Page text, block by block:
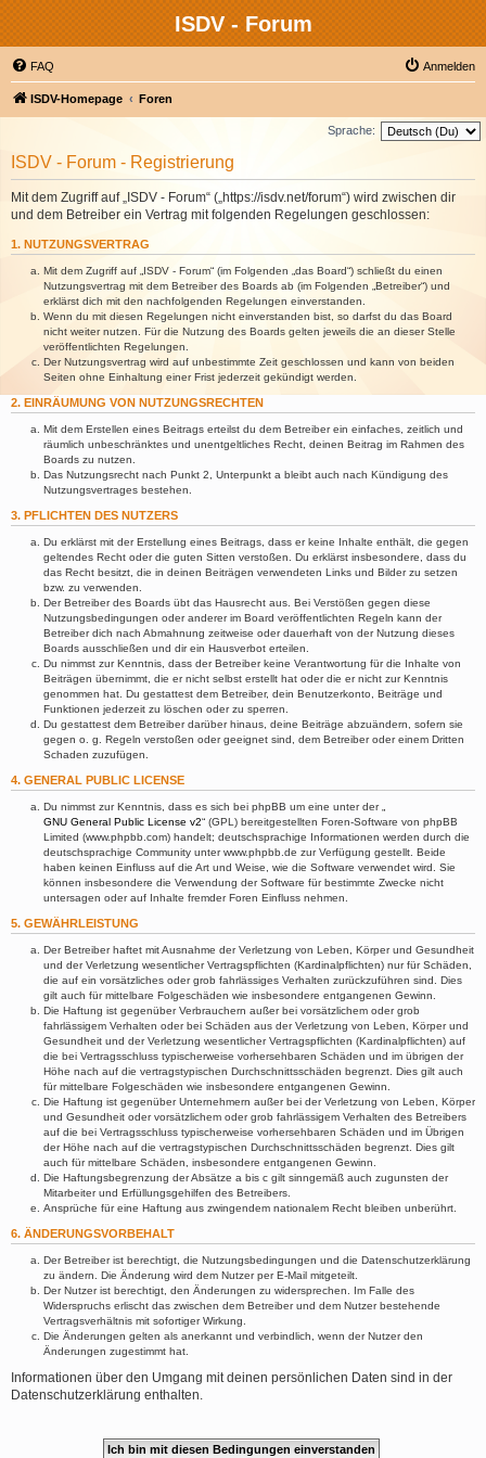
ISDV - Forum
FAQ Anmelden
ISDV-Homepage Foren
Sprache:
ISDV - Forum - Registrierung
Mit dem Zugriff auf „ISDV - Forum“ („https://isdv.net/forum“) wird zwischen dir
und dem Betreiber ein Vertrag mit folgenden Regelungen geschlossen:
1. NUTZUNGSVERTRAG
Mit dem Zugriff auf „ISDV - Forum“ (im Folgenden „das Board“) schließt du einen
Nutzungsvertrag mit dem Betreiber des Boards ab (im Folgenden „Betreiber“) und
erklärst dich mit den nachfolgenden Regelungen einverstanden.
Wenn du mit diesen Regelungen nicht einverstanden bist, so darfst du das Board
nicht weiter nutzen. Für die Nutzung des Boards gelten jeweils die an dieser Stelle
veröffentlichten Regelungen.
Der Nutzungsvertrag wird auf unbestimmte Zeit geschlossen und kann von beiden
Seiten ohne Einhaltung einer Frist jederzeit gekündigt werden.
2. EINRÄUMUNG VON NUTZUNGSRECHTEN
Mit dem Erstellen eines Beitrags erteilst du dem Betreiber ein einfaches, zeitlich und
räumlich unbeschränktes und unentgeltliches Recht, deinen Beitrag im Rahmen des
Boards zu nutzen.
Das Nutzungsrecht nach Punkt 2, Unterpunkt a bleibt auch nach Kündigung des
Nutzungsvertrages bestehen.
3. PFLICHTEN DES NUTZERS
Du erklärst mit der Erstellung eines Beitrags, dass er keine Inhalte enthält, die gegen
geltendes Recht oder die guten Sitten verstoßen. Du erklärst insbesondere, dass du
das Recht besitzt, die in deinen Beiträgen verwendeten Links und Bilder zu setzen
bzw. zu verwenden.
Der Betreiber des Boards übt das Hausrecht aus. Bei Verstößen gegen diese
Nutzungsbedingungen oder anderer im Board veröffentlichten Regeln kann der
Betreiber dich nach Abmahnung zeitweise oder dauerhaft von der Nutzung dieses
Boards ausschließen und dir ein Hausverbot erteilen.
Du nimmst zur Kenntnis, dass der Betreiber keine Verantwortung für die Inhalte von
Beiträgen übernimmt, die er nicht selbst erstellt hat oder die er nicht zur Kenntnis
genommen hat. Du gestattest dem Betreiber, dein Benutzerkonto, Beiträge und
Funktionen jederzeit zu löschen oder zu sperren.
Du gestattest dem Betreiber darüber hinaus, deine Beiträge abzuändern, sofern sie
gegen o. g. Regeln verstoßen oder geeignet sind, dem Betreiber oder einem Dritten
Schaden zuzufügen.
4. GENERAL PUBLIC LICENSE
Du nimmst zur Kenntnis, dass es sich bei phpBB um eine unter der „
GNU General Public License v2“ (GPL) bereitgestellten Foren-Software von phpBB
Limited (www.phpbb.com) handelt; deutschsprachige Informationen werden durch die
deutschsprachige Community unter www.phpbb.de zur Verfügung gestellt. Beide
haben keinen Einfluss auf die Art und Weise, wie die Software verwendet wird. Sie
können insbesondere die Verwendung der Software für bestimmte Zwecke nicht
untersagen oder auf Inhalte fremder Foren Einfluss nehmen.
5. GEWÄHRLEISTUNG
Der Betreiber haftet mit Ausnahme der Verletzung von Leben, Körper und Gesundheit
und der Verletzung wesentlicher Vertragspflichten (Kardinalpflichten) nur für Schäden,
die auf ein vorsätzliches oder grob fahrlässiges Verhalten zurückzuführen sind. Dies
gilt auch für mittelbare Folgeschäden wie insbesondere entgangenen Gewinn.
Die Haftung ist gegenüber Verbrauchern außer bei vorsätzlichem oder grob
fahrlässigem Verhalten oder bei Schäden aus der Verletzung von Leben, Körper und
Gesundheit und der Verletzung wesentlicher Vertragspflichten (Kardinalpflichten) auf
die bei Vertragsschluss typischerweise vorhersehbaren Schäden und im übrigen der
Höhe nach auf die vertragstypischen Durchschnittsschäden begrenzt. Dies gilt auch
für mittelbare Folgeschäden wie insbesondere entgangenen Gewinn.
Die Haftung ist gegenüber Unternehmern außer bei der Verletzung von Leben, Körper
und Gesundheit oder vorsätzlichem oder grob fahrlässigem Verhalten des Betreibers
auf die bei Vertragsschluss typischerweise vorhersehbaren Schäden und im Übrigen
der Höhe nach auf die vertragstypischen Durchschnittsschäden begrenzt. Dies gilt
auch für mittelbare Schäden, insbesondere entgangenen Gewinn.
Die Haftungsbegrenzung der Absätze a bis c gilt sinngemäß auch zugunsten der
Mitarbeiter und Erfüllungsgehilfen des Betreibers.
Ansprüche für eine Haftung aus zwingendem nationalem Recht bleiben unberührt.
6. ÄNDERUNGSVORBEHALT
Der Betreiber ist berechtigt, die Nutzungsbedingungen und die Datenschutzerklärung
zu ändern. Die Änderung wird dem Nutzer per E-Mail mitgeteilt.
Der Nutzer ist berechtigt, den Änderungen zu widersprechen. Im Falle des
Widerspruchs erlischt das zwischen dem Betreiber und dem Nutzer bestehende
Vertragsverhältnis mit sofortiger Wirkung.
Die Änderungen gelten als anerkannt und verbindlich, wenn der Nutzer den
Änderungen zugestimmt hat.
Informationen über den Umgang mit deinen persönlichen Daten sind in der
Datenschutzerklärung enthalten.